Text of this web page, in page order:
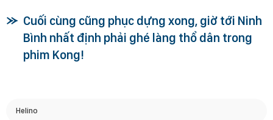
Cuối cùng cũng phục dựng xong, giờ tới Ninh
Bình nhất định phải ghé làng thổ dân trong
phim Kong!
Helino